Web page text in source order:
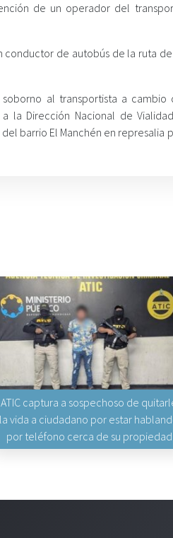
de un operador del
conductor de autobús de la ruta
al transportista a cambio
la Dirección Nacional de
barrio El Manchén en represalia
ATIC captura a sospechoso de
la vida a ciudadano por estar
por teléfono cerca de su propiedad